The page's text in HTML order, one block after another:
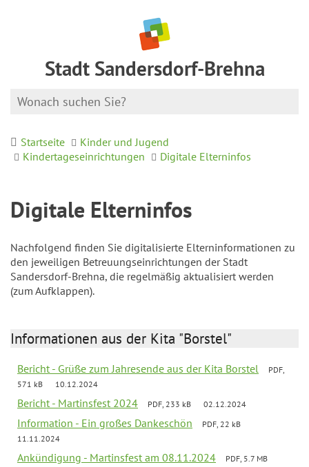
Stadt Sandersdorf-Brehna
Startseite
Kinder und Jugend
Kindertageseinrichtungen
Digitale Elterninfos
Digitale Elterninfos
Nachfolgend finden Sie digitalisierte Elterninformationen zu
den jeweiligen Betreuungseinrichtungen der Stadt
Sandersdorf-Brehna, die regelmäßig aktualisiert werden
(zum Aufklappen).
Informationen aus der Kita "Borstel"
Bericht - Grüße zum Jahresende aus der Kita Borstel
PDF,
571 kB
10.12.2024
Bericht - Martinsfest 2024 PDF, 233 kB 02.12.2024
Information - Ein großes Dankeschön
PDF, 22 kB
11.11.2024
Ankündigung - Martinsfest am 08.11.2024
PDF, 5.7 MB